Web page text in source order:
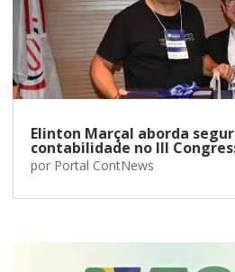
Elinton Marçal aborda
contabilidade no III
por Portal ContNews